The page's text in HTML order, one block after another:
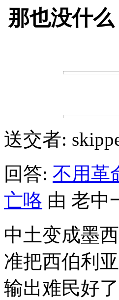
那也没什
送交者:
回答: 不用革
亡咯 由 老中
中土变成墨
准把西伯利
输出难民好